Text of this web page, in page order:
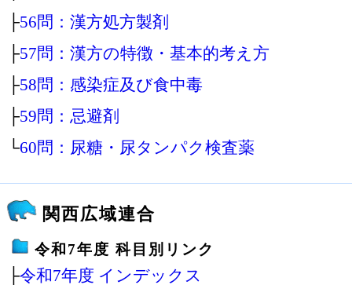
├56問：漢方処方製剤
├57問：漢方の特徴・基本的考え方
├58問：感染症及び食中毒
├59問：忌避剤
└60問：尿糖・尿タンパク検査薬
関西広域連合
令和7年度 科目別リンク
├令和7年度 インデックス